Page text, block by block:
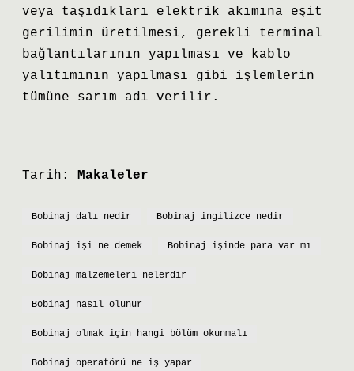
veya taşıdıkları elektrik akımına eşit
gerilimin üretilmesi, gerekli terminal
bağlantılarının yapılması ve kablo
yalıtımının yapılması gibi işlemlerin
tümüne sarım adı verilir.
Tarih: Makaleler
Bobinaj dalı nedir Bobinaj ingilizce nedir
Bobinaj işi ne demek Bobinaj işinde para var mı
Bobinaj malzemeleri nelerdir
Bobinaj nasıl olunur
Bobinaj olmak için hangi bölüm okunmalı
Bobinaj operatörü ne iş yapar